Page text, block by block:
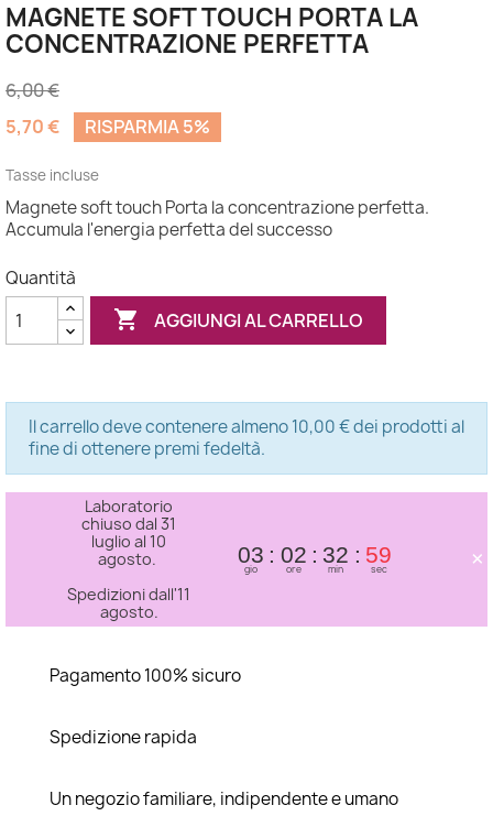
MAGNETE SOFT TOUCH PORTA LA
CONCENTRAZIONE PERFETTA
6,00 €
5,70 €
RISPARMIA 5%
Tasse incluse
Magnete soft touch Porta la concentrazione perfetta.
Accumula l'energia perfetta del successo
Quantità
 AGGIUNGI AL CARRELLO
Il carrello deve contenere almeno 10,00 € dei prodotti al
fine di ottenere premi fedeltà.
Laboratorio
chiuso dal 31
luglio al 10
agosto.
Spedizioni dall'11
agosto.
03
gio
02
ore
32
min
58
sec ×
Pagamento 100% sicuro
Spedizione rapida
Un negozio familiare, indipendente e umano